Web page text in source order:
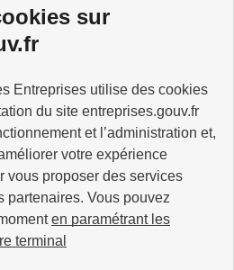
sur
Entreprises utilise des cookies
du site entreprises.gouv.fr
et l’administration et,
votre expérience
vous proposer des services
partenaires. Vous pouvez
en paramétrant les
terminal
public.gouv.fr